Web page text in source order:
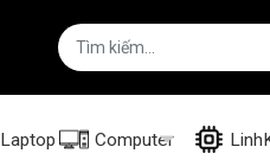
Laptop Computer